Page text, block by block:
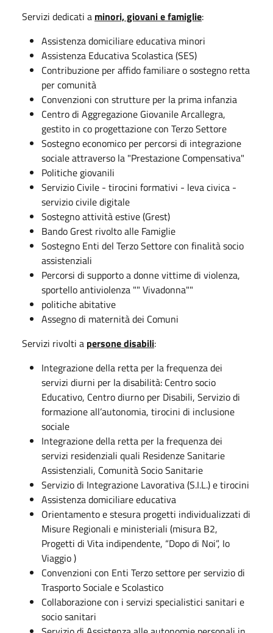
Servizi dedicati a minori, giovani e famiglie:
Assistenza domiciliare educativa minori
Assistenza Educativa Scolastica (SES)
Contribuzione per affido familiare o sostegno retta
per comunità
Convenzioni con strutture per la prima infanzia
Centro di Aggregazione Giovanile Arcallegra,
gestito in co progettazione con Terzo Settore
Sostegno economico per percorsi di integrazione
sociale attraverso la "Prestazione Compensativa"
Politiche giovanili
Servizio Civile - tirocini formativi - leva civica -
servizio civile digitale
Sostegno attività estive (Grest)
Bando Grest rivolto alle Famiglie
Sostegno Enti del Terzo Settore con finalità socio
assistenziali
Percorsi di supporto a donne vittime di violenza,
sportello antiviolenza "" Vivadonna""
politiche abitative
Assegno di maternità dei Comuni
Servizi rivolti a persone disabili:
Integrazione della retta per la frequenza dei
servizi diurni per la disabilità: Centro socio
Educativo, Centro diurno per Disabili, Servizio di
formazione all’autonomia, tirocini di inclusione
sociale
Integrazione della retta per la frequenza dei
servizi residenziali quali Residenze Sanitarie
Assistenziali, Comunità Socio Sanitarie
Servizio di Integrazione Lavorativa (S.I.L.) e tirocini
Assistenza domiciliare educativa
Orientamento e stesura progetti individualizzati di
Misure Regionali e ministeriali (misura B2,
Progetti di Vita indipendente, “Dopo di Noi”, Io
Viaggio )
Convenzioni con Enti Terzo settore per servizio di
Trasporto Sociale e Scolastico
Collaborazione con i servizi specialistici sanitari e
socio sanitari